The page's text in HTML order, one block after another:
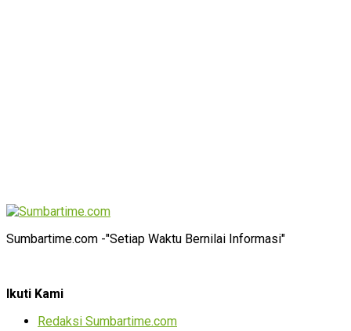
Sumbartime.com -"Setiap Waktu Bernilai Informasi"
Ikuti Kami
Redaksi Sumbartime.com